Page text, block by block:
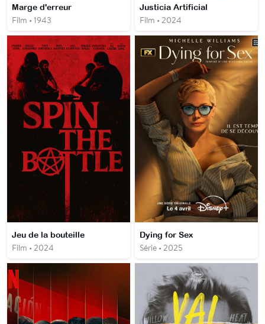
Marge d'erreur
Film • 1943
Justicia Artificial
Film • 2024
Jeu de la bouteille
Film • 2024
Dying for Sex
Série • 2025